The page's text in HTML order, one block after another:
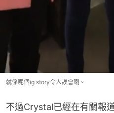
就係呢個ig story令人誤會喇。
不過Crystal已經在有關報